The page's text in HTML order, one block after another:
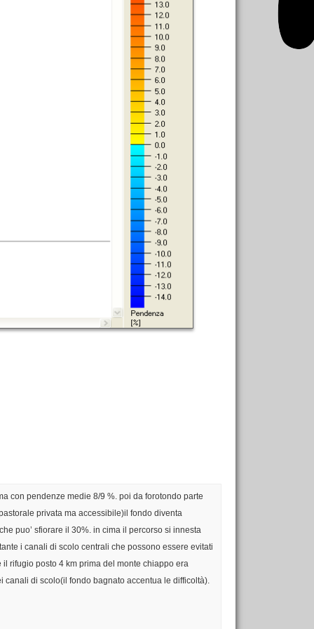
con pendenze medie 8/9 %. poi da forotondo parte
privata ma accessibile)il fondo diventa
puo’ sfiorare il 30%. in cima il percorso si innesta
i canali di scolo centrali che possono essere evitati
rifugio posto 4 km prima del monte chiappo era
di scolo(il fondo bagnato accentua le difficoltà).